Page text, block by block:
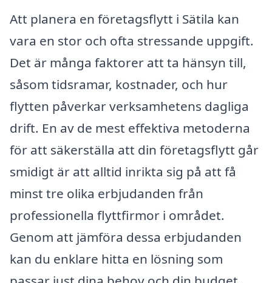
Att planera en företagsflytt i Sätila kan
vara en stor och ofta stressande uppgift.
Det är många faktorer att ta hänsyn till,
såsom tidsramar, kostnader, och hur
flytten påverkar verksamhetens dagliga
drift. En av de mest effektiva metoderna
för att säkerställa att din företagsflytt går
smidigt är att alltid inrikta sig på att få
minst tre olika erbjudanden från
professionella flyttfirmor i området.
Genom att jämföra dessa erbjudanden
kan du enklare hitta en lösning som